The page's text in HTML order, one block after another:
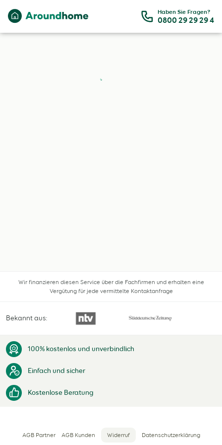
Zum Hauptinhalt Haben Sie Fragen?
0800 29 29 29 4
Wir finanzieren diesen Service über die Fachfirmen und erhalten eine
Vergütung für jede vermittelte Kontaktanfrage
Bekannt aus:
100% kostenlos und unverbindlich
Einfach und sicher
Kostenlose Beratung
AGB Partner AGB Kunden Widerruf Datenschutzerklärung